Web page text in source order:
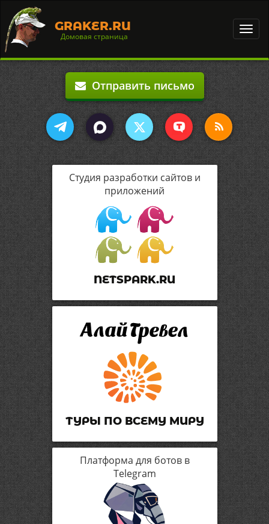
GRAKER.RU
Домовая страница
Отправить письмо
Студия разработки сайтов и
приложений
NETSPARK.RU
ТУРЫ ПО ВСЕМУ МИРУ
Платформа для ботов в
Telegram